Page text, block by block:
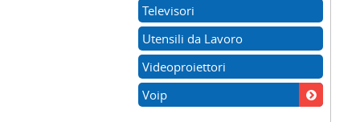
Televisori
Utensili da Lavoro
Videoproiettori
Voip